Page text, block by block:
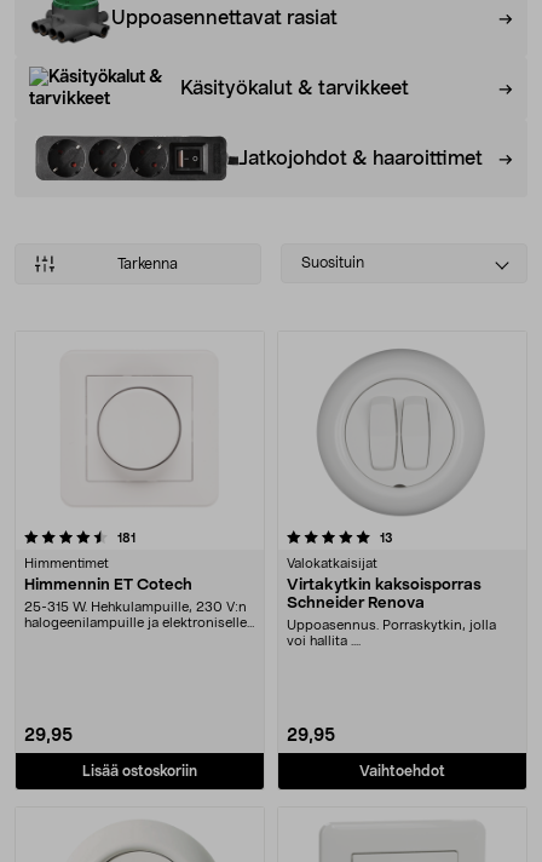
Uppoasennettavat rasiat
Käsityökalut & tarvikkeet
Jatkojohdot & haaroittimet
Tarkenna
Select
Suosituin
181
Himmentimet
Himmennin ET Cotech
25-315 W. Hehkulampuille, 230 V:n
halogeenilampuille ja elektroniselle
29,95
Lisää ostoskoriin
5.0 viidestä tähdestä 13
Valokatkaisijat
Virtakytkin kaksoisporras
Schneider Renova
Uppoasennus. Porraskytkin, jolla
voi hallita ....
29,95
Vaihtoehdot